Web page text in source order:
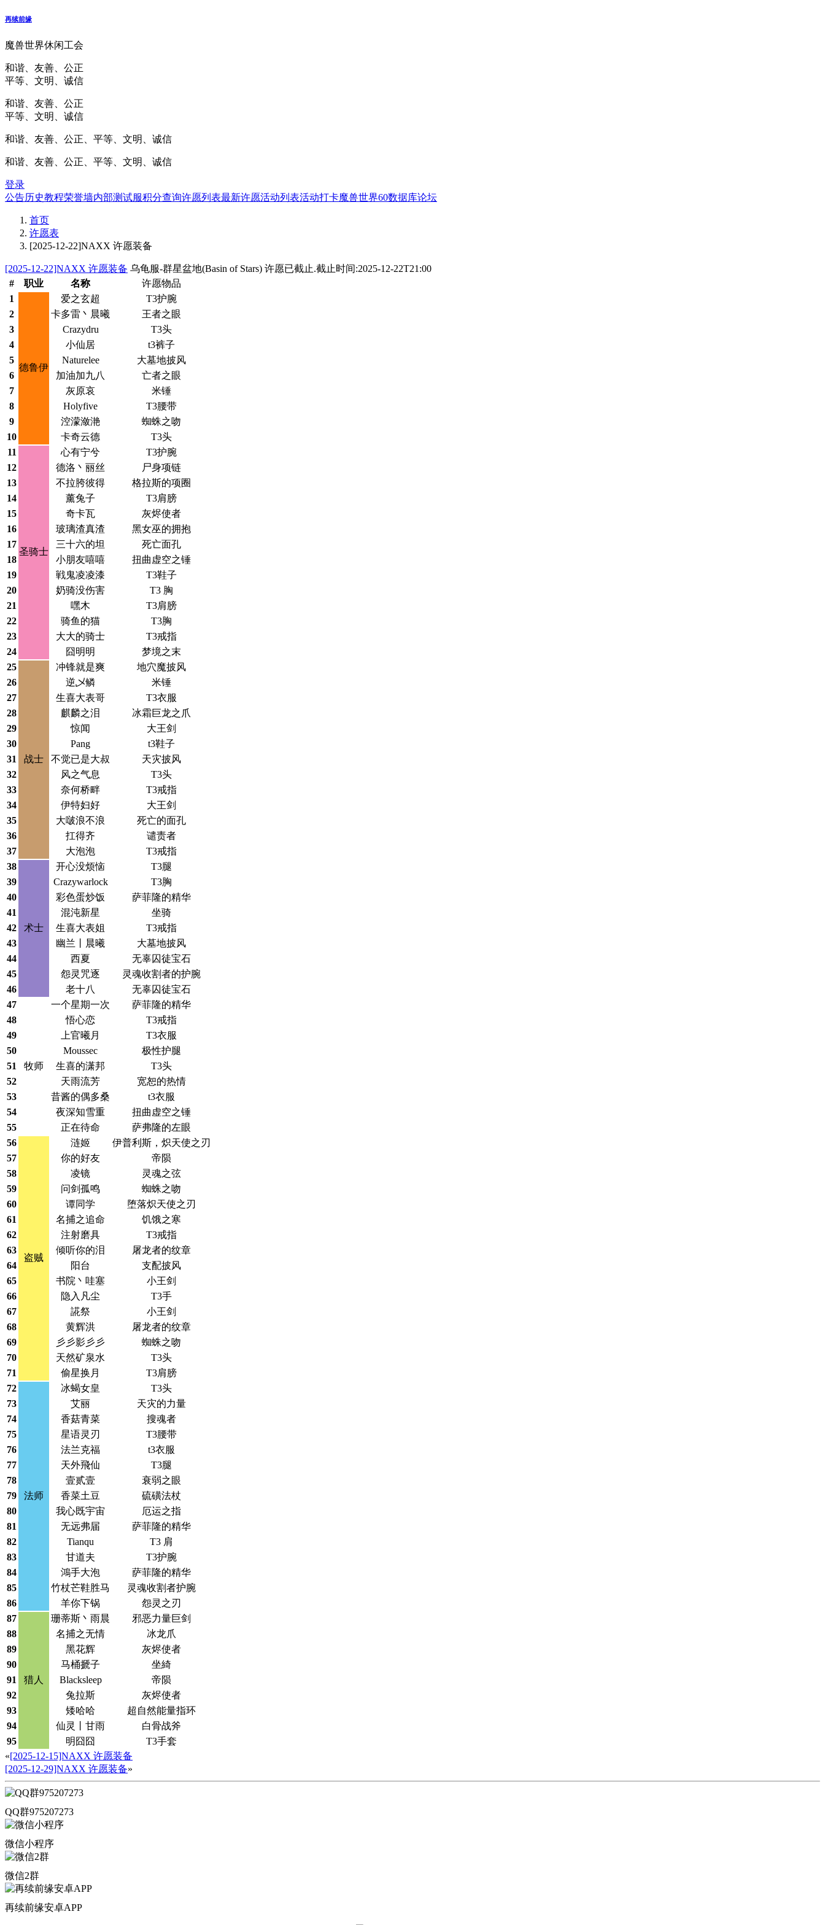
再续前缘
魔兽世界休闲工会
和谐、友善、公正
平等、文明、诚信
和谐、友善、公正
平等、文明、诚信
和谐、友善、公正、平等、文明、诚信
和谐、友善、公正、平等、文明、诚信
登录
公告历史教程荣誉墙内部测试服积分查询许愿列表最新许愿活动列表活动打卡魔兽世界60数据库论坛
首页
许愿表
[2025-12-22]NAXX 许愿装备
[2025-12-22]NAXX 许愿装备 乌龟服-群星盆地(Basin of Stars) 许愿已截止.截止时间:2025-12-22T21:00
#
职业 名称
许愿物品
1
德鲁伊
爱之玄超
T3护腕
2
卡多雷丶晨曦
王者之眼
3
Crazydru
T3头
4
小仙居
t3裤子
5
Naturelee
大墓地披风
6
加油加九八
亡者之眼
7
灰原哀
米锤
8
Holyfive
T3腰带
9
涳濛潋滟
蜘蛛之吻
10
卡奇云德
T3头
11
圣骑士
心有宁兮
T3护腕
12
德洛丶丽丝
尸身项链
13
不拉胯彼得
格拉斯的项圈
14
薰兔子
T3肩膀
15
奇卡瓦
灰烬使者
16
玻璃渣真渣
黑女巫的拥抱
17
三十六的坦
死亡面孔
18
小朋友嘻嘻
扭曲虚空之锤
19
戦鬼凌凌漆
T3鞋子
20
奶骑没伤害
T3 胸
21
嘿木
T3肩膀
22
骑鱼的猫
T3胸
23
大大的骑士
T3戒指
24
囧明明
梦境之末
25
战士
冲锋就是爽
地穴魔披风
26
逆乄鳞
米锤
27
生喜大表哥
T3衣服
28
麒麟之泪
冰霜巨龙之爪
29
惊闻
大王剑
30
Pang
t3鞋子
31
不觉已是大叔
天灾披风
32
风之气息
T3头
33
奈何桥畔
T3戒指
34
伊特妇好
大王剑
35
大啵浪不浪
死亡的面孔
36
扛得齐
谴责者
37
大泡泡
T3戒指
38
术士
开心没烦恼
T3腿
39
Crazywarlock
T3胸
40
彩色蛋炒饭
萨菲隆的精华
41
混沌新星
坐骑
42
生喜大表姐
T3戒指
43
幽兰丨晨曦
大墓地披风
44
西夏
无辜囚徒宝石
45
怨灵咒逐
灵魂收割者的护腕
46
老十八
无辜囚徒宝石
47
牧师
一个星期一次
萨菲隆的精华
48
悟心恋
T3戒指
49
上官曦月
T3衣服
50
Moussec
极性护腿
51
生喜的潇邦
T3头
52
天雨流芳
宽恕的热情
53
昔酱的偶多桑
t3衣服
54
夜深知雪重
扭曲虚空之锤
55
正在待命
萨弗隆的左眼
56
盗贼
涟姬
伊普利斯，炽天使之刃
57
你的好友
帝陨
58
凌镜
灵魂之弦
59
问剑孤鸣
蜘蛛之吻
60
谭同学
堕落炽天使之刃
61
名捕之追命
饥饿之寒
62
注射磨具
T3戒指
63
倾听你的泪
屠龙者的纹章
64
阳台
支配披风
65
书院丶哇塞
小王剑
66
隐入凡尘
T3手
67
誮祭
小王剑
68
黄辉洪
屠龙者的纹章
69
彡彡影彡彡
蜘蛛之吻
70
天然矿泉水
T3头
71
偷星换月
T3肩膀
72
法师
冰蝎女皇
T3头
73
艾丽
天灾的力量
74
香菇青菜
搜魂者
75
星语灵刃
T3腰带
76
法兰克福
t3衣服
77
天外飛仙
T3腿
78
壹贰壹
衰弱之眼
79
香菜土豆
硫磺法杖
80
我心既宇宙
厄运之指
81
无远弗届
萨菲隆的精华
82
Tianqu
T3 肩
83
甘道夫
T3护腕
84
鴻手大泡
萨菲隆的精华
85
竹杖芒鞋胜马
灵魂收割者护腕
86
羊你下锅
怨灵之刃
87
猎人
珊蒂斯丶雨晨
邪恶力量巨剑
88
名捕之无情
冰龙爪
89
黑花辉
灰烬使者
90
马桶搋子
坐綺
91
Blacksleep
帝陨
92
兔拉斯
灰烬使者
93
矮哈哈
超自然能量指环
94
仙灵丨甘雨
白骨战斧
95
明囧囧
T3手套
«[2025-12-15]NAXX 许愿装备
[2025-12-29]NAXX 许愿装备»
QQ群975207273
微信小程序
微信2群
再续前缘安卓APP